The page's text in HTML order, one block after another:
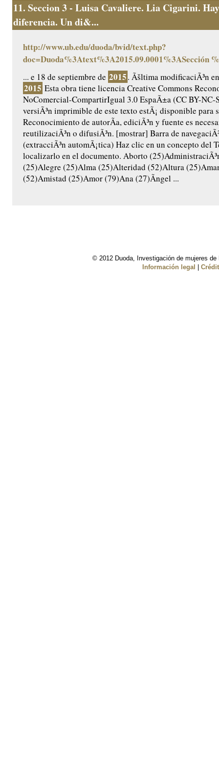
11. Seccion 3 - Luisa Cavaliere. Lia Cigarini.
diferencia. Un di&...
http://www.ub.edu/duoda/bvid/text.php?
doc=Duoda%3Atext%3A2015.09.0001%3ASección
... e 18 de septiembre de 2015. Ãšltima modificaciÃ³n
2015 Esta obra tiene licencia Creative Commons
NoComercial-CompartirIgual 3.0 EspaÃ±a (CC BY-NC-
versiÃ³n imprimible de este texto estÃ¡ disponible para
Reconocimiento de autorÃ­a, ediciÃ³n y fuente es
reutilizaciÃ³n o difusiÃ³n. [mostrar] Barra de
(extracciÃ³n automÃ¡tica) Haz clic en un concepto del
localizarlo en el documento. Aborto
(25)Alegre (25)Alma (25)Alteridad (52)Altura
(52)Amistad (25)Amor (79)Ana (27)Ãngel ...
© 2012 Duoda, Investigación de mujeres
Información legal